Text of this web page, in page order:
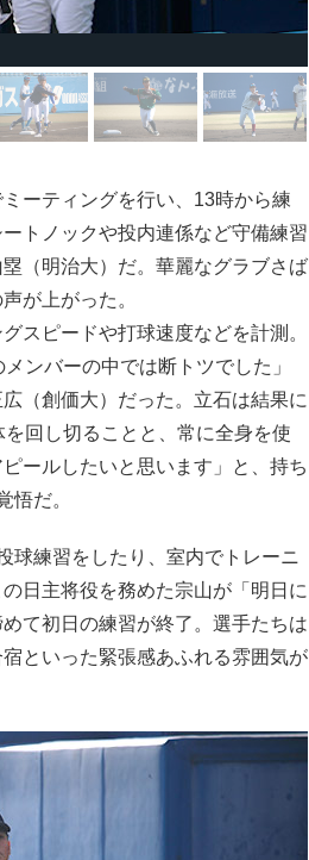
ーティングを行い、13時から練
トノックや投内連係など守備練習
（明治大）だ。華麗なグラブさば
が上がった。
スピードや打球速度などを計測。
ンバーの中では断トツでした」
（創価大）だった。立石は結果に
回し切ることと、常に全身を使
ールしたいと思います」と、持ち
悟だ。
練習をしたり、室内でトレーニ
日主将役を務めた宗山が「明日に
て初日の練習が終了。選手たちは
といった緊張感あふれる雰囲気が